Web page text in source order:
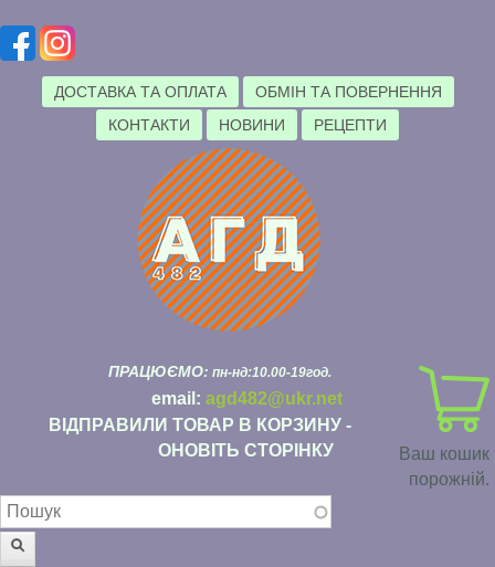
ДОСТАВКА ТА ОПЛАТА
ОБМІН ТА ПОВЕРНЕННЯ
КОНТАКТИ
НОВИНИ РЕЦЕПТИ
Ваш кошик
порожній.
ПРАЦЮЄМО: пн-нд:10.00-19год.
email: agd482@ukr.net
ВІДПРАВИЛИ ТОВАР В КОРЗИНУ -
ОНОВІТЬ СТОРІНКУ
Пошукова форма